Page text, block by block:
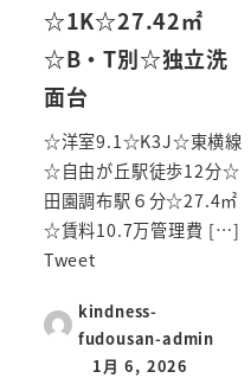
☆1K☆27.42㎡
☆B・T別☆独立洗
面台
☆洋室9.1☆K3J☆東横線
☆自由が丘駅徒歩12分☆
田園調布駅６分☆27.4㎡
☆賃料10.7万管理費 […]
Tweet
kindness-
fudousan-admin
1月 6, 2026